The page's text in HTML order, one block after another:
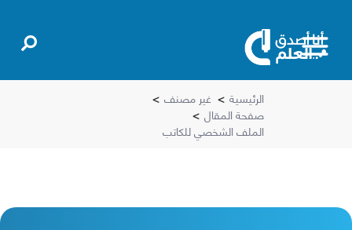
الرئيسية > غير مصنف >
صفحة المقال >
الملف الشخصي للكاتب